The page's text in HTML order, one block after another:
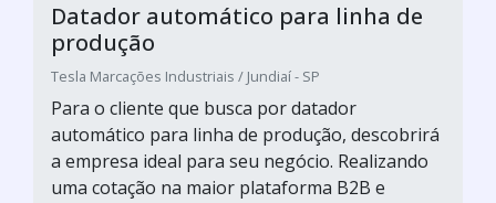
Datador automático para linha de
produção
Tesla Marcações Industriais / Jundiaí - SP
Para o cliente que busca por datador
automático para linha de produção, descobrirá
a empresa ideal para seu negócio. Realizando
uma cotação na maior plataforma B2B e